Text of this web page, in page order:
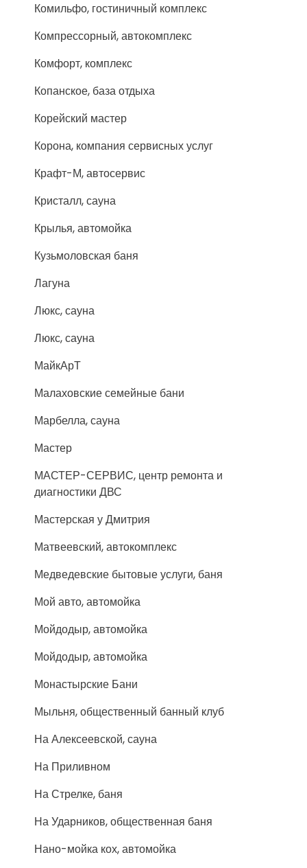
Комильфо, гостиничный комплекс
Компрессорный, автокомплекс
Комфорт, комплекс
Копанское, база отдыха
Корейский мастер
Корона, компания сервисных услуг
Крафт-М, автосервис
Кристалл, сауна
Крылья, автомойка
Кузьмоловская баня
Лагуна
Люкс, сауна
Люкс, сауна
МайкАрТ
Малаховские семейные бани
Марбелла, сауна
Мастер
МАСТЕР-СЕРВИС, центр ремонта и
диагностики ДВС
Мастерская у Дмитрия
Матвеевский, автокомплекс
Медведевские бытовые услуги, баня
Мой авто, автомойка
Мойдодыр, автомойка
Мойдодыр, автомойка
Монастырские Бани
Мыльня, общественный банный клуб
На Алексеевской, сауна
На Приливном
На Стрелке, баня
На Ударников, общественная баня
Нано-мойка кох, автомойка